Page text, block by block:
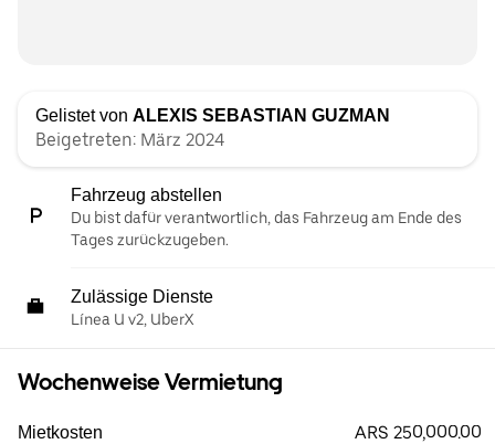
Gelistet von ALEXIS SEBASTIAN GUZMAN
Beigetreten: März 2024
Fahrzeug abstellen
Du bist dafür verantwortlich, das Fahrzeug am Ende des
Tages zurückzugeben.
Zulässige Dienste
Línea U v2, UberX
Wochenweise Vermietung
Mietkosten ARS 250,000.00